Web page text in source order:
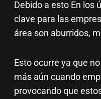
Debido a esto En los
clave para las
área son aburridos,
Esto ocurre ya que
más aún cuando
provocando que